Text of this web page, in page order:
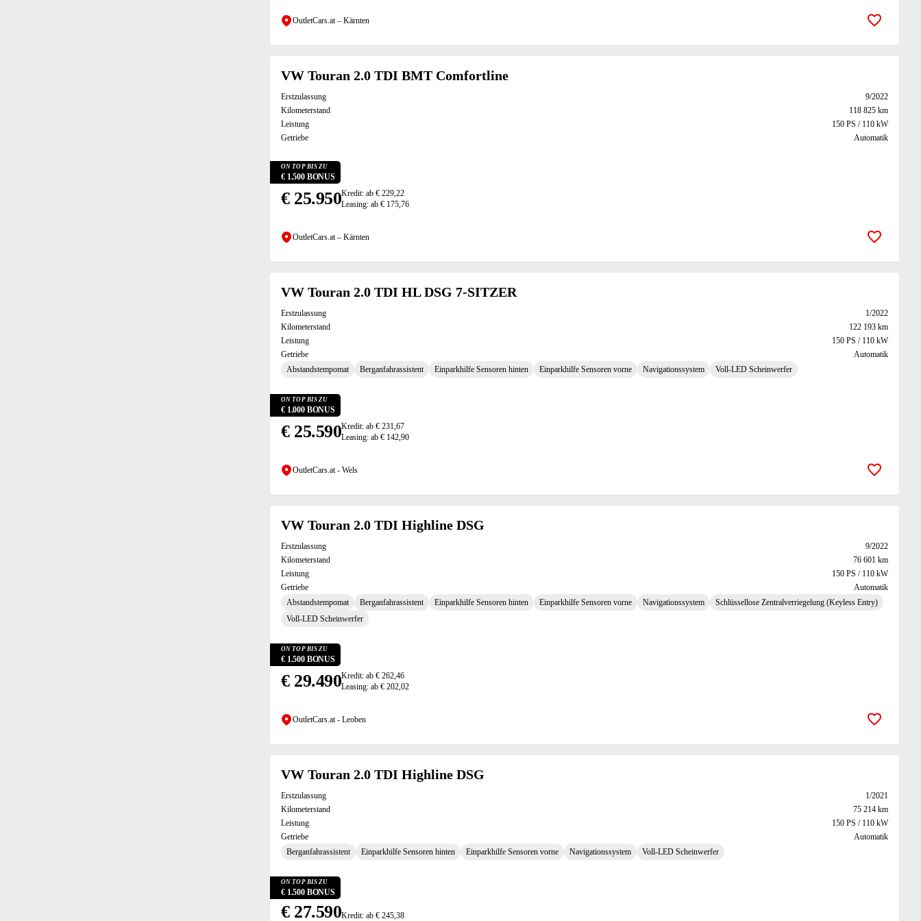
OutletCars.at – Kärnten Zur
VW Touran 2.0 TDI BMT Comfortline
Erstzulassung
9/2022
Kilometerstand
118 825 km
Leistung
150 PS / 110 kW
Getriebe
Automatik
ON TOP BIS ZU
€ 1.500 BONUS
€ 25.950Kredit: ab € 229,22
Leasing: ab € 175,76
OutletCars.at – Kärnten Zur
VW Touran 2.0 TDI HL DSG 7-SITZER
Erstzulassung
1/2022
Kilometerstand
122 193 km
Leistung
150 PS / 110 kW
Getriebe
Automatik
Abstandstempomat
Berganfahrassistent Einparkhilfe Sensoren hinten Einparkhilfe Sensoren vorne Navigationssystem Voll-LED Scheinwerfer
ON TOP BIS ZU
€ 1.000 BONUS
€ 25.590Kredit: ab € 231,67
Leasing: ab € 142,90
OutletCars.at - Wels Zur
VW Touran 2.0 TDI Highline DSG
Erstzulassung
9/2022
Kilometerstand
76 601 km
Leistung
150 PS / 110 kW
Getriebe
Automatik
Abstandstempomat
Berganfahrassistent Einparkhilfe Sensoren hinten Einparkhilfe Sensoren vorne Navigationssystem
Schlüssellose Zentralverriegelung (Keyless Entry)
Voll-LED Scheinwerfer
ON TOP BIS ZU
€ 1.500 BONUS
€ 29.490Kredit: ab € 262,46
Leasing: ab € 202,02
OutletCars.at - Leoben Zur
VW Touran 2.0 TDI Highline DSG
Erstzulassung
1/2021
Kilometerstand
75 214 km
Leistung
150 PS / 110 kW
Getriebe
Automatik
Berganfahrassistent
Einparkhilfe Sensoren hinten Einparkhilfe Sensoren vorne Navigationssystem Voll-LED Scheinwerfer
ON TOP BIS ZU
€ 1.500 BONUS
€ 27.590Kredit: ab € 245,38